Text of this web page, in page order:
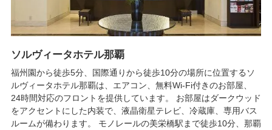
ソルヴィータホテル那覇
福州園から徒歩5分、国際通りから徒歩10分の場所に位置するソ
ルヴィータホテル那覇は、エアコン、無料Wi-Fi付きのお部屋、
24時間対応のフロントを提供しています。 お部屋はダークウッド
をアクセントにした内装で、液晶衛星テレビ、冷蔵庫、専用バス
ルームが備わります。 モノレールの美栄橋駅まで徒歩10分、那覇